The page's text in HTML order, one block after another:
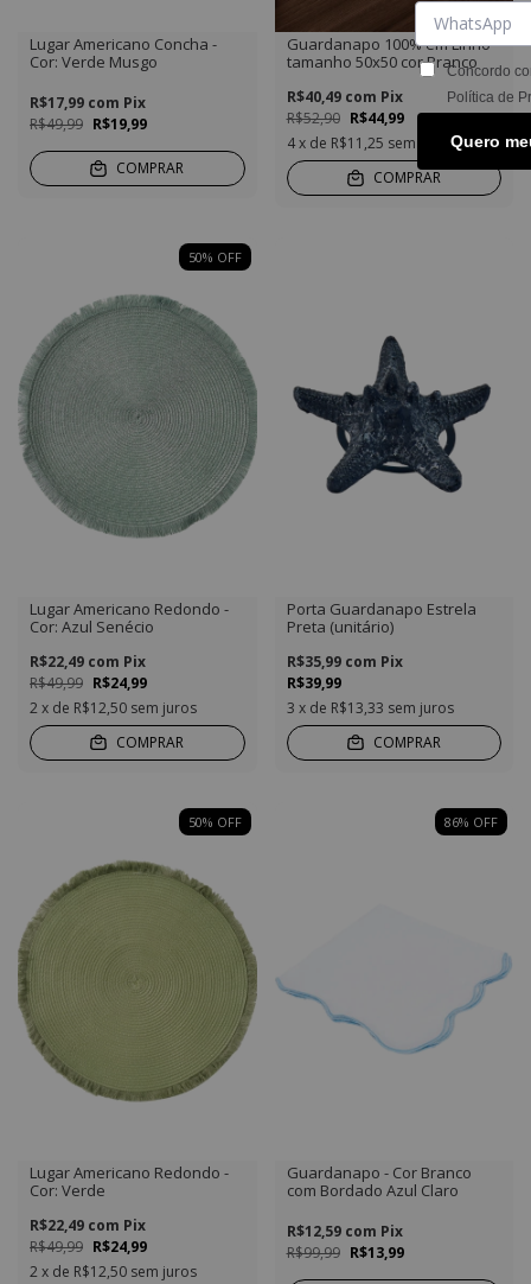
Lugar Americano Concha -
Cor: Verde Musgo
R$49,99 R$19,99
R$17,99 com Pix
COMPRAR
Guardanapo 100% em Linho
tamanho 50x50 cor Branco
R$52,90 R$44,99
R$40,49 com Pix
4 x de R$11,25 sem juros
COMPRAR
50% OFF
Lugar Americano Redondo -
Cor: Azul Senécio
R$49,99 R$24,99
R$22,49 com Pix
2x de R$12,50 sem juros
COMPRAR
Porta Guardanapo Estrela
Preta (unitário)
R$39,99
R$35,99 com Pix
3 x de R$13,33 sem juros
COMPRAR
50% OFF
Lugar Americano Redondo -
Cor: Verde
R$49,99 R$24,99
R$22,49 com Pix
2x de R$12,50 sem juros
86% OFF
Guardanapo - Cor Branco
com Bordado Azul Claro
R$99,99 R$13,99
R$12,59 com Pix
Concordo
Política de
Quero